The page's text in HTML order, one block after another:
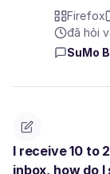
Firefox
đã hỏi
SuMo
I receive 10 to
inbox, how do